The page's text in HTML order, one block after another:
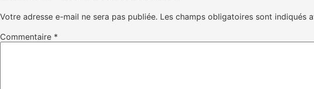
Votre adresse e-mail ne sera pas publiée. Les champs obligatoires sont indiqués
Commentaire *